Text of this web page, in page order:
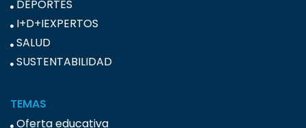
DEPORTES
I+D+IEXPERTOS
SALUD
SUSTENTABILIDAD
TEMAS
Oferta educativa